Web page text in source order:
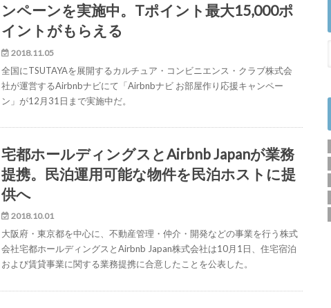
ンペーンを実施中。Tポイント最大15,000ポ
イントがもらえる
2018.11.05
全国にTSUTAYAを展開するカルチュア・コンビニエンス・クラブ株式会
社が運営するAirbnbナビにて「Airbnbナビ お部屋作り応援キャンペー
ン」が12月31日まで実施中だ。
宅都ホールディングスとAirbnb Japanが業務
提携。民泊運用可能な物件を民泊ホストに提
供へ
2018.10.01
大阪府・東京都を中心に、不動産管理・仲介・開発などの事業を行う株式
会社宅都ホールディングスとAirbnb Japan株式会社は10月1日、住宅宿泊
および賃貸事業に関する業務提携に合意したことを公表した。